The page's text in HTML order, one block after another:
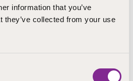
information that you’ve
they’ve collected from your use
kokemusta, että hyvän
”on helppo harjoitella työtä ja
tekemään näyttöä”. Hän on
Hän on saanut